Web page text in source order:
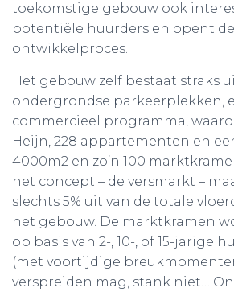
toekomstige gebouw ook
potentiële huurders en opent
ontwikkelproces.
Het gebouw zelf bestaat straks
ondergrondse parkeerplekken,
commercieel programma,
Heijn, 228 appartementen en
4000m2 en zo’n 100
het concept – de versmarkt –
slechts 5% uit van de totale
het gebouw. De marktkramen
op basis van 2-, 10-, of 15-jarige
(met voortijdige
verspreiden mag, stank niet…